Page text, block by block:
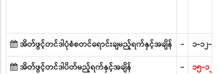
အိတ်ဖွင့်တင်ဒါပုံစံစတင်ရောင်းချမည့်ရက်နှင့်အချိန် -
၁-၁၂-၂
အိတ်ဖွင့်တင်ဒါပိတ်မည့်ရက်နှင့်အချိန်
-
၁၅-၁၂